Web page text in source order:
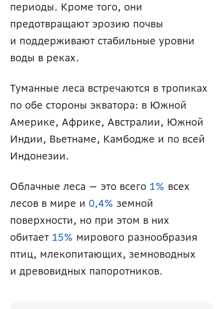
периоды. Кроме того, они
предотвращают эрозию почвы
и поддерживают стабильные уровни
воды в реках.
Туманные леса встречаются в тропиках
по обе стороны экватора: в Южной
Америке, Африке, Австралии, Южной
Индии, Вьетнаме, Камбодже и по всей
Индонезии.
Облачные леса — это всего 1% всех
лесов в мире и 0,4% земной
поверхности, но при этом в них
обитает 15% мирового разнообразия
птиц, млекопитающих, земноводных
и древовидных папоротников.